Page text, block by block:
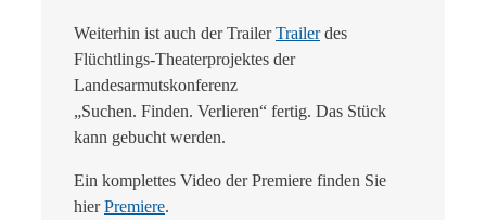
Weiterhin ist auch der TrailerTrailerdes
Flüchtlings-Theaterprojektes der
Landesarmutskonferenz
„Suchen. Finden. Verlieren“ fertig. Das Stück
kann gebucht werden.
Ein komplettes Video der Premiere finden Sie
hierPremiere.